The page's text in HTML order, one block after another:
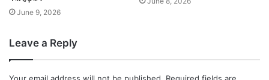
June 9, 2026
Leave a Reply
Your email address will not be published. Required fields are